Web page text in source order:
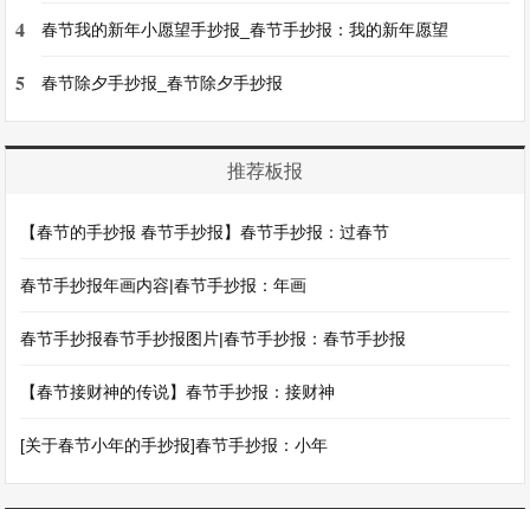
4 春节我的新年小愿望手抄报_春节手抄报：我的新年愿望
5 春节除夕手抄报_春节除夕手抄报
推荐板报
【春节的手抄报 春节手抄报】春节手抄报：过春节
春节手抄报年画内容|春节手抄报：年画
春节手抄报春节手抄报图片|春节手抄报：春节手抄报
【春节接财神的传说】春节手抄报：接财神
[关于春节小年的手抄报]春节手抄报：小年